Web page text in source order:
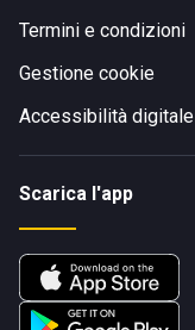
Termini e condizioni
Gestione cookie
Accessibilità digitale
Scarica l'app